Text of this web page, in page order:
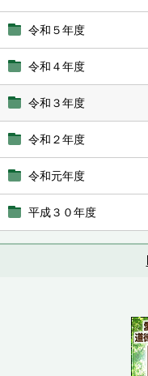
令和５年度
令和４年度
令和３年度
令和２年度
令和元年度
平成３０年度